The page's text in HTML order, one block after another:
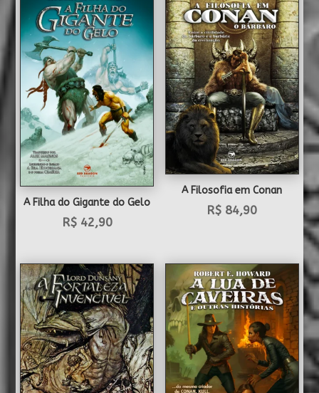
A Filha do Gigante do Gelo
R$42,90
A Filosofia em Conan
R$ 84,90